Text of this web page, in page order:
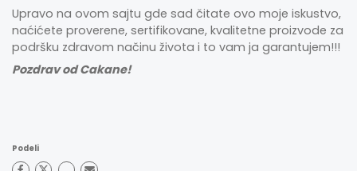
Upravo na ovom sajtu gde sad čitate ovo moje iskustvo,
naćićete proverene, sertifikovane, kvalitetne proizvode za
podršku zdravom načinu života i to vam ja garantujem!!!
Pozdrav od Cakane!
Podeli